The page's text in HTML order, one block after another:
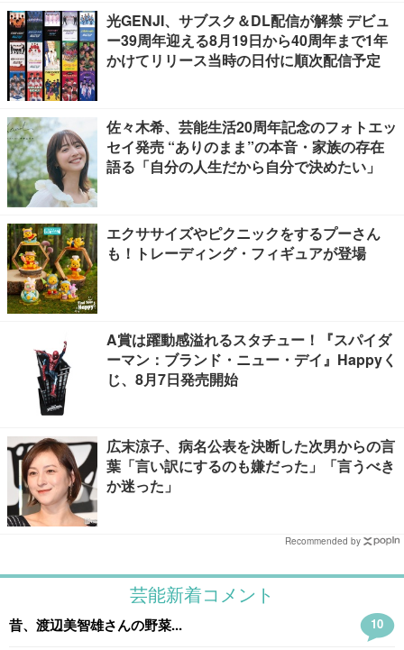
光GENJI、サブスク＆DL配信が解禁 デビュ
ー39周年迎える8月19日から40周年まで1年
かけてリリース当時の日付に順次配信予定
佐々木希、芸能生活20周年記念のフォトエッ
セイ発売 “ありのまま”の本音・家族の存在
語る「自分の人生だから自分で決めたい」
エクササイズやピクニックをするプーさん
も！トレーディング・フィギュアが登場
A賞は躍動感溢れるスタチュー！『スパイダ
ーマン：ブランド・ニュー・デイ』Happyく
じ、8月7日発売開始
広末涼子、病名公表を決断した次男からの言
葉「言い訳にするのも嫌だった」「言うべき
か迷った」
Recommended by